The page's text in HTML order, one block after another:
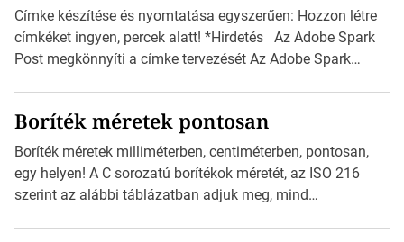
Címke készítése és nyomtatása egyszerűen: Hozzon létre
címkéket ingyen, percek alatt! *Hirdetés Az Adobe Spark
Post megkönnyíti a címke tervezését Az Adobe Spark
igazán foroghatnak a kreatív fogaskerekek, miközben
zajlik a saját címke készítése. Hogyan készítsünk címkét?
Válasszon méretet és alakot: Válassza ki a kívánt címke
méretét. Akár néhány […]
Boríték méretek pontosan
Boríték méretek milliméterben, centiméterben, pontosan,
egy helyen! A C sorozatú borítékok méretét, az ISO 216
szerint az alábbi táblázatban adjuk meg, mind